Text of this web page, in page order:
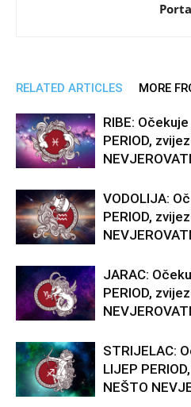
RELATED ARTICLES MORE
RIBE:
PERIOD,
VODOLIJA:
PERIOD,
JARAC:
PERIOD,
STRIJELAC:
LIJEP
NEŠTO